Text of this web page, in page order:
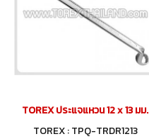
TOREX ประแจแหวน 12 x 13 มม.
TOREX : TPQ-TRDR1213